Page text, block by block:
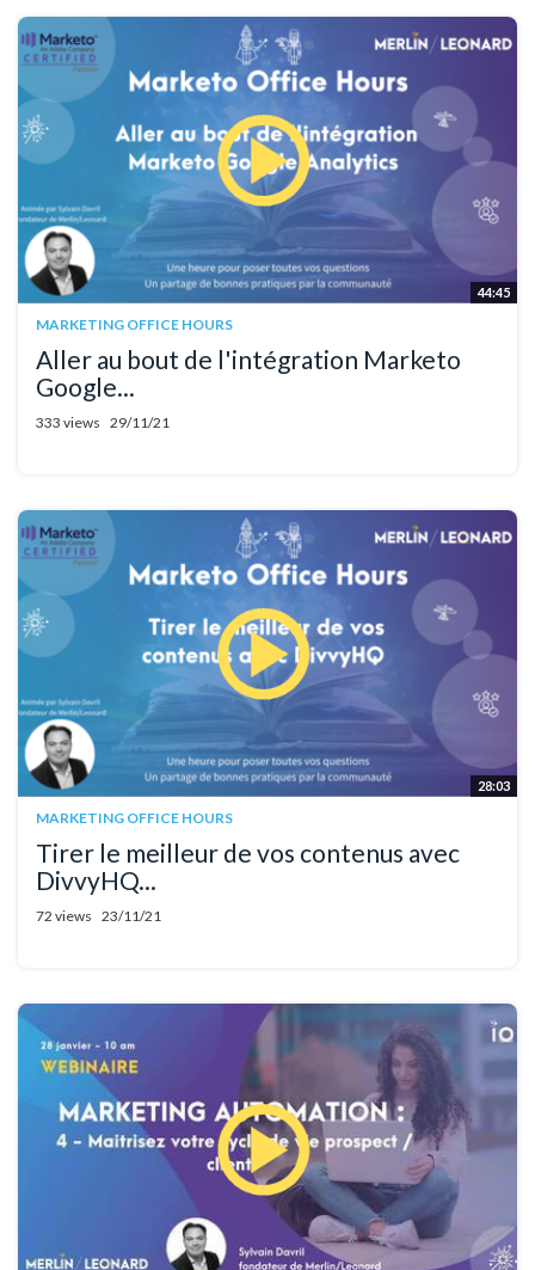
44:45
MARKETING OFFICE HOURS
Aller au bout de l'intégration Marketo
Google...
333 views 29/11/21
28:03
MARKETING OFFICE HOURS
Tirer le meilleur de vos contenus avec
DivvyHQ...
72 views 23/11/21